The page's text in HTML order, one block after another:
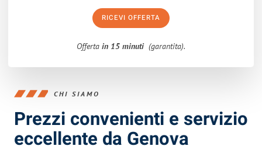
RICEVI OFFERTA
Offerta in 15 minuti (garantita).
CHI SIAMO
Prezzi convenienti e servizio
eccellente da Genova